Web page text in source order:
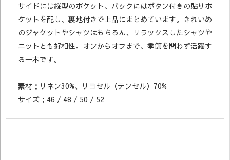
サイドには縦型のポケット、バックにはボタン付きの貼りポ
ケットを配し、裏地付きで上品にまとめています。きれいめ
のジャケットやシャツはもちろん、リラックスしたシャツや
ニットとも好相性。オンからオフまで、季節を問わず活躍す
る一本です。
素材：リネン30%、リヨセル（テンセル）70%
サイズ：46 / 48 / 50 / 52